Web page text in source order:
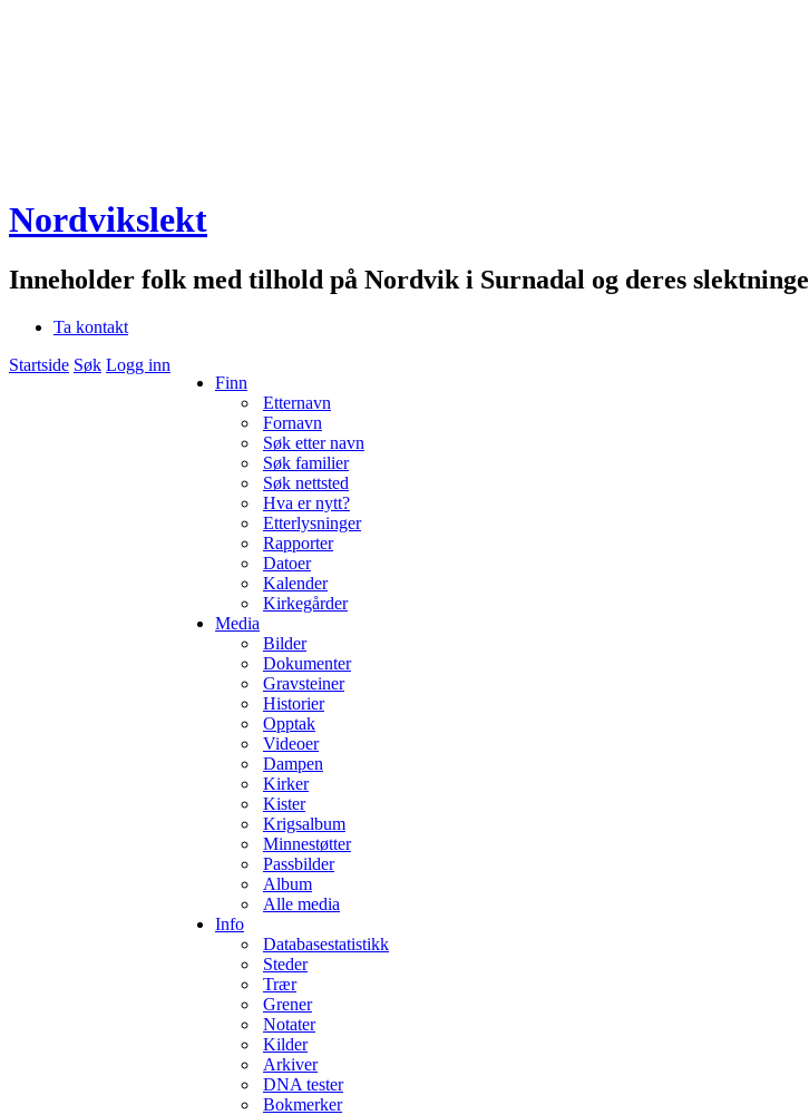
Nordvikslekt
Inneholder folk med tilhold på Nordvik i Surnadal og deres
Ta kontakt
Startside Søk Logg inn
Finn
Etternavn
Fornavn
Søk etter navn
Søk familier
Søk nettsted
Hva er nytt?
Etterlysninger
Rapporter
Datoer
Kalender
Kirkegårder
Media
Bilder
Dokumenter
Gravsteiner
Historier
Opptak
Videoer
Dampen
Kirker
Kister
Krigsalbum
Minnestøtter
Passbilder
Album
Alle media
Info
Databasestatistikk
Steder
Trær
Grener
Notater
Kilder
Arkiver
DNA tester
Bokmerker